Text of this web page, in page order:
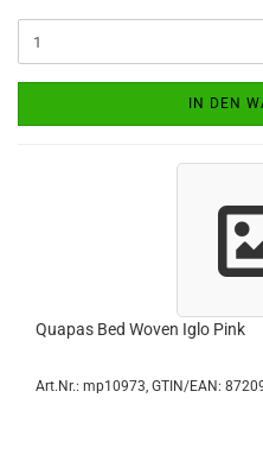
IN DEN
Quapas Bed Woven Iglo Pink
Art.Nr.: mp10973 GTIN/EAN: